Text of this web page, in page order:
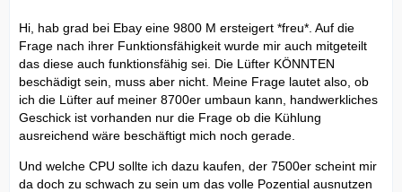
Hi, hab grad bei Ebay eine 9800 M ersteigert *freu*. Auf die
Frage nach ihrer Funktionsfähigkeit wurde mir auch mitgeteilt
das diese auch funktionsfähig sei. Die Lüfter KÖNNTEN
beschädigt sein, muss aber nicht. Meine Frage lautet also, ob
ich die Lüfter auf meiner 8700er umbaun kann, handwerkliches
Geschick ist vorhanden nur die Frage ob die Kühlung
ausreichend wäre beschäftigt mich noch gerade.
Und welche CPU sollte ich dazu kaufen, der 7500er scheint mir
da doch zu schwach zu sein um das volle Pozential ausnutzen